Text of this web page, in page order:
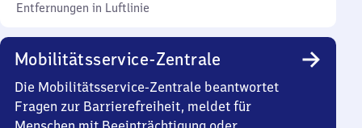
Entfernungen in Luftlinie
Mobilitätsservice-Zentrale
Die Mobilitätsservice-Zentrale beantwortet
Fragen zur Barrierefreiheit, meldet für